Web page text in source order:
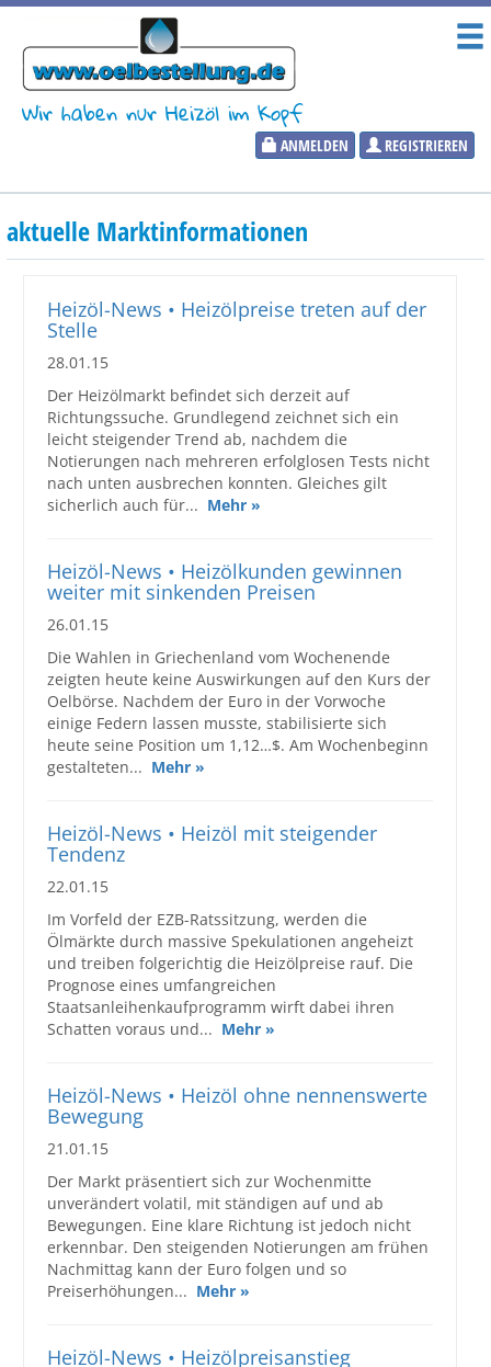
Wir haben nur Heizöl im Kopf
ANMELDEN REGISTRIEREN
Heizölpreise
Aktueller Heizölpreis
Marktinformationen
Wunschpreis Benachrichtigung
Produkte
Service
Händler
Hilfe und Kontakt
Shop
aktuelle Marktinformationen
Heizöl-News • Heizölpreise treten auf der
Stelle
28.01.15
Der Heizölmarkt befindet sich derzeit auf
Richtungssuche. Grundlegend zeichnet sich ein
leicht steigender Trend ab, nachdem die
Notierungen nach mehreren erfolglosen Tests nicht
nach unten ausbrechen konnten. Gleiches gilt
sicherlich auch für... Mehr »
Heizöl-News • Heizölkunden gewinnen
weiter mit sinkenden Preisen
26.01.15
Die Wahlen in Griechenland vom Wochenende
zeigten heute keine Auswirkungen auf den Kurs der
Oelbörse. Nachdem der Euro in der Vorwoche
einige Federn lassen musste, stabilisierte sich
heute seine Position um 1,12…$. Am Wochenbeginn
gestalteten... Mehr »
Heizöl-News • Heizöl mit steigender
Tendenz
22.01.15
Im Vorfeld der EZB-Ratssitzung, werden die
Ölmärkte durch massive Spekulationen angeheizt
und treiben folgerichtig die Heizölpreise rauf. Die
Prognose eines umfangreichen
Staatsanleihenkaufprogramm wirft dabei ihren
Schatten voraus und... Mehr »
Heizöl-News • Heizöl ohne nennenswerte
Bewegung
21.01.15
Der Markt präsentiert sich zur Wochenmitte
unverändert volatil, mit ständigen auf und ab
Bewegungen. Eine klare Richtung ist jedoch nicht
erkennbar. Den steigenden Notierungen am frühen
Nachmittag kann der Euro folgen und so
Preiserhöhungen... Mehr »
Heizöl-News • Heizölpreisanstieg